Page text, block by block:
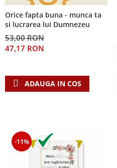
Orice fapta buna - munca ta
si lucrarea lui Dumnezeu
53,00 RON
47,17 RON
ADAUGA IN COS
-11%